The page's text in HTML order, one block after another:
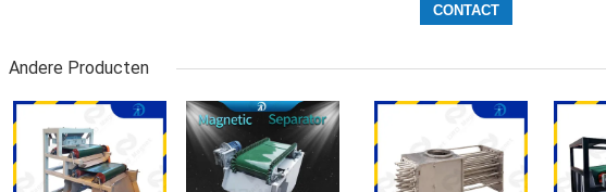
Andere Producten